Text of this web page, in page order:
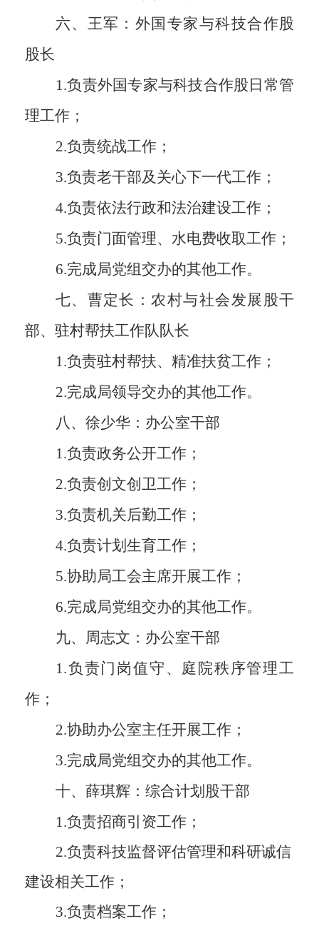
六、王军：外国专家与科技合作股
股长
1.负责外国专家与科技合作股日常管
理工作；
2.负责统战工作；
3.负责老干部及关心下一代工作；
4.负责依法行政和法治建设工作；
5.负责门面管理、水电费收取工作；
6.完成局党组交办的其他工作。
七、曹定长：农村与社会发展股干
部、驻村帮扶工作队队长
1.负责驻村帮扶、精准扶贫工作；
2.完成局领导交办的其他工作。
八、徐少华：办公室干部
1.负责政务公开工作；
2.负责创文创卫工作；
3.负责机关后勤工作；
4.负责计划生育工作；
5.协助局工会主席开展工作；
6.完成局党组交办的其他工作。
九、周志文：办公室干部
1.负责门岗值守、庭院秩序管理工
作；
2.协助办公室主任开展工作；
3.完成局党组交办的其他工作。
十、薛琪辉：综合计划股干部
1.负责招商引资工作；
2.负责科技监督评估管理和科研诚信
建设相关工作；
3.负责档案工作；